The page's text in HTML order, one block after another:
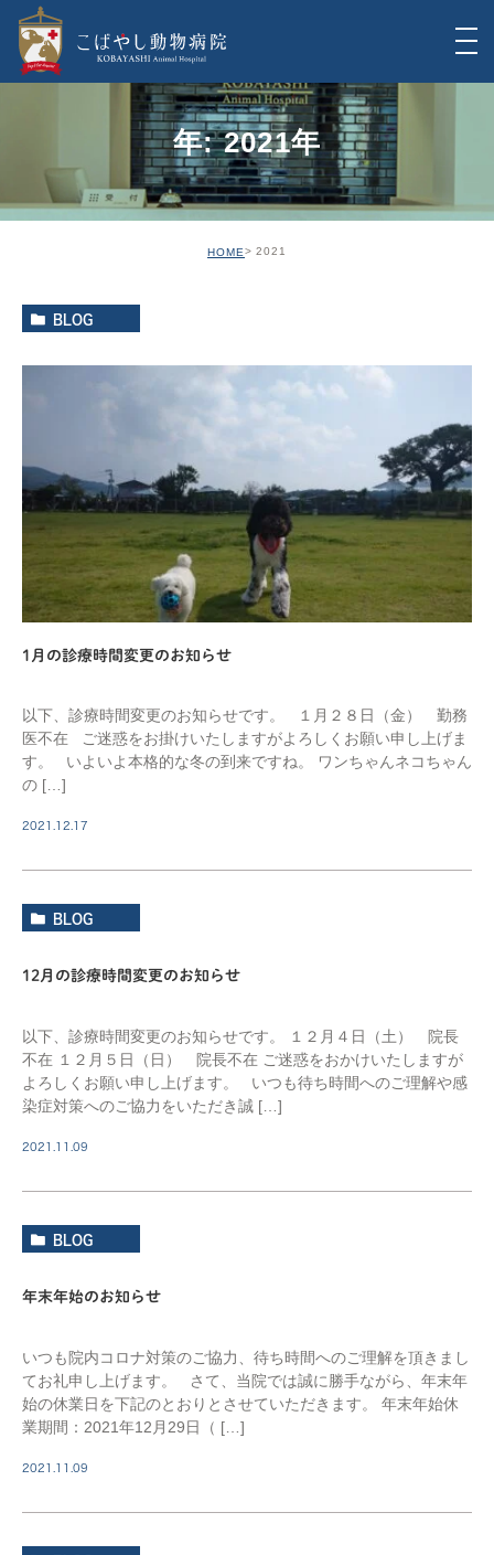
年: 2021年
HOME 2021
BLOG
1月の診療時間変更のお知らせ
以下、診療時間変更のお知らせです。 １月２８日（金） 勤務
医不在 ご迷惑をお掛けいたしますがよろしくお願い申し上げま
す。 いよいよ本格的な冬の到来ですね。 ワンちゃんネコちゃん
の […]
2021.12.17
BLOG
12月の診療時間変更のお知らせ
以下、診療時間変更のお知らせです。 １２月４日（土） 院長
不在 １２月５日（日） 院長不在 ご迷惑をおかけいたしますが
よろしくお願い申し上げます。 いつも待ち時間へのご理解や感
染症対策へのご協力をいただき誠 […]
2021.11.09
BLOG
年末年始のお知らせ
いつも院内コロナ対策のご協力、待ち時間へのご理解を頂きまし
てお礼申し上げます。 さて、当院では誠に勝手ながら、年末年
始の休業日を下記のとおりとさせていただきます。 年末年始休
業期間：2021年12月29日（ […]
2021.11.09